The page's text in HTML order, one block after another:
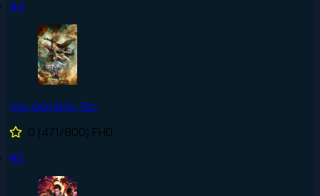
#4
Vạn Giới Độc Tôn
0 (471/800) FHD
#5